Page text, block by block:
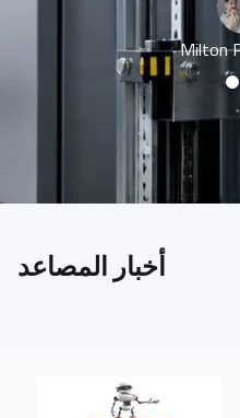
Milton
أخبار المصاعد